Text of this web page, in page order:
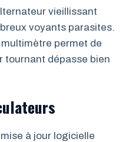
vieillissant
voyants parasites.
permet de
tournant dépasse bien
à jour logicielle